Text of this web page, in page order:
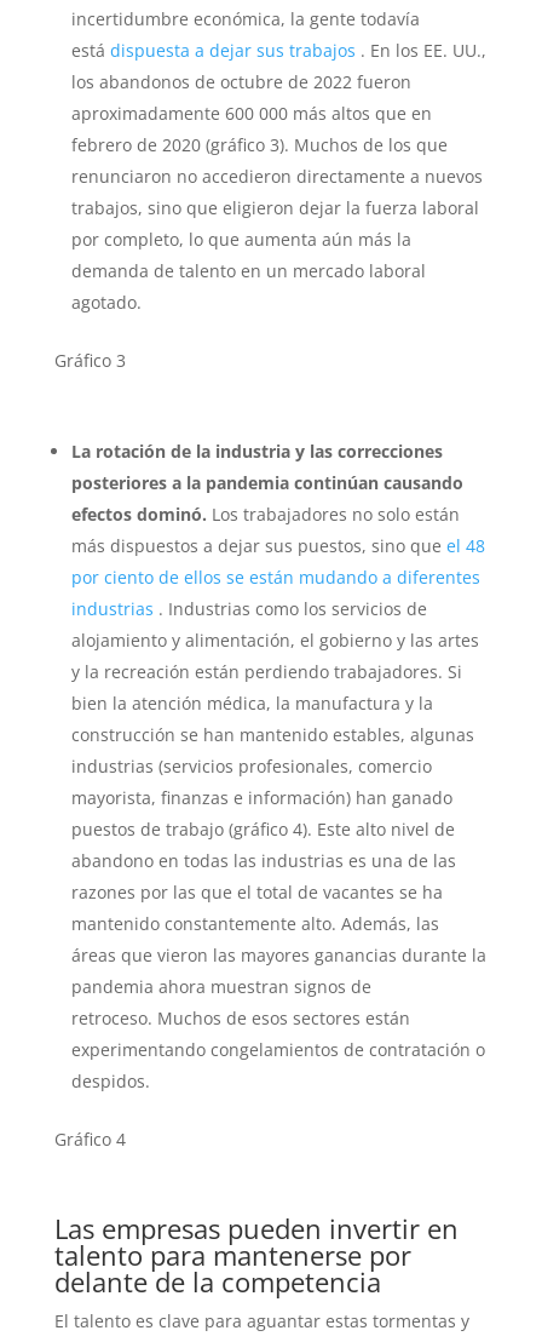
incertidumbre económica, la gente todavía
está dispuesta a dejar sus trabajos . En los EE. UU.,
los abandonos de octubre de 2022 fueron
aproximadamente 600 000 más altos que en
febrero de 2020 (gráfico 3). Muchos de los que
renunciaron no accedieron directamente a nuevos
trabajos, sino que eligieron dejar la fuerza laboral
por completo, lo que aumenta aún más la
demanda de talento en un mercado laboral
agotado.
Gráfico 3
La rotación de la industria y las correcciones
posteriores a la pandemia continúan causando
efectos dominó. Los trabajadores no solo están
más dispuestos a dejar sus puestos, sino que el 48
por ciento de ellos se están mudando a diferentes
industrias . Industrias como los servicios de
alojamiento y alimentación, el gobierno y las artes
y la recreación están perdiendo trabajadores. Si
bien la atención médica, la manufactura y la
construcción se han mantenido estables, algunas
industrias (servicios profesionales, comercio
mayorista, finanzas e información) han ganado
puestos de trabajo (gráfico 4). Este alto nivel de
abandono en todas las industrias es una de las
razones por las que el total de vacantes se ha
mantenido constantemente alto. Además, las
áreas que vieron las mayores ganancias durante la
pandemia ahora muestran signos de
retroceso. Muchos de esos sectores están
experimentando congelamientos de contratación o
despidos.
Gráfico 4
Las empresas pueden invertir en
talento para mantenerse por
delante de la competencia
El talento es clave para aguantar estas tormentas y